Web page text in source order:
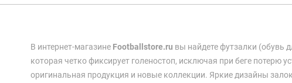
В интернет-магазине Footballstore.ru вы найдете футзалки (обувь
которая четко фиксирует голеностоп, исключая при беге потерю
оригинальная продукция и новые коллекции. Яркие дизайны